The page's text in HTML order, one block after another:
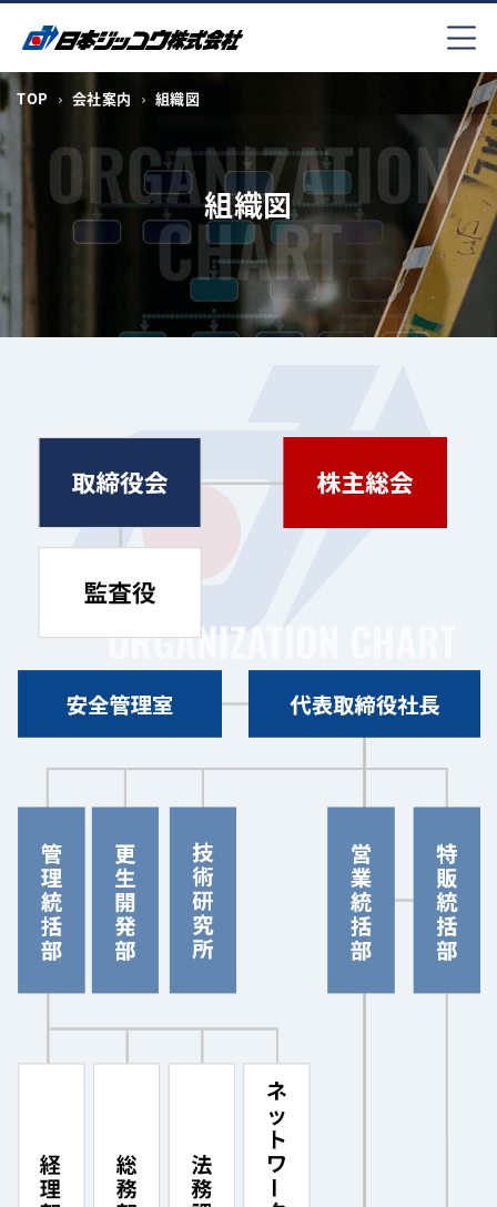
コ
テ
ン
ツ
へ
キ
ッ
TOP 会社案内 組織図
組織図